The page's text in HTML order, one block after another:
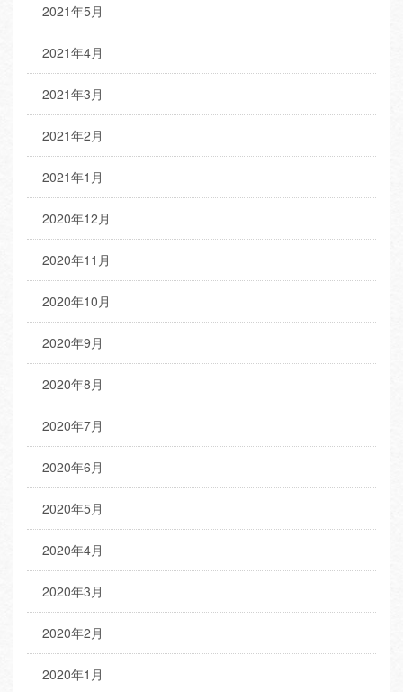
2021年5月
2021年4月
2021年3月
2021年2月
2021年1月
2020年12月
2020年11月
2020年10月
2020年9月
2020年8月
2020年7月
2020年6月
2020年5月
2020年4月
2020年3月
2020年2月
2020年1月